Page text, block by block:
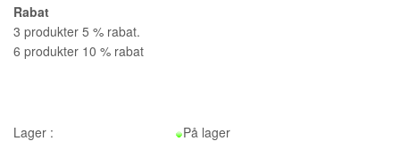
Rabat
3 produkter 5 % rabat.
6 produkter 10 % rabat
Lager : På lager